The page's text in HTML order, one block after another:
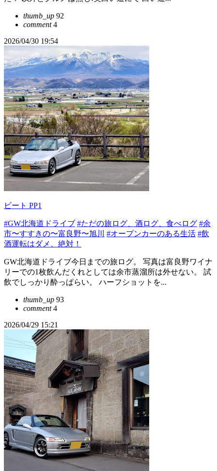
thumb_up 92
comment4
2026/04/30 19:54
ビート PP1
#GW北海道ドライブ #ただの旅ログ、酒ログ、食べログ #余
市〜すすきの〜富良野〜旭川
#オープンカーのある生活 #飲
酒運転はダメ、絶対！
GW北海道ドライブ今日までの旅ログ。 写真は富良野ワイナ
リーでの1枚飲んだくれとしては余市蒸溜所は外せない。 試
飲でしっかり酔っぱらい。 ハーフショットを...
thumb_up 93
comment4
2026/04/29 15:21